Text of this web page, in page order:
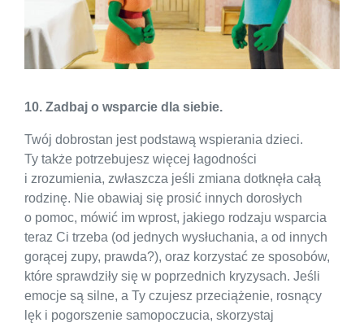
10. Zadbaj o wsparcie dla siebie.
Twój dobrostan jest podstawą wspierania dzieci.
Ty także potrzebujesz więcej łagodności
i zrozumienia, zwłaszcza jeśli zmiana dotknęła całą
rodzinę. Nie obawiaj się prosić innych dorosłych
o pomoc, mówić im wprost, jakiego rodzaju wsparcia
teraz Ci trzeba (od jednych wysłuchania, a od innych
gorącej zupy, prawda?), oraz korzystać ze sposobów,
które sprawdziły się w poprzednich kryzysach. Jeśli
emocje są silne, a Ty czujesz przeciążenie, rosnący
lęk i pogorszenie samopoczucia, skorzystaj